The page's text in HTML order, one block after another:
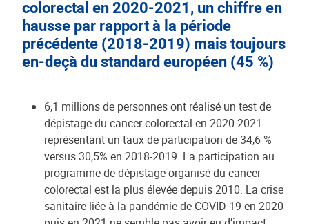
colorectal en 2020-2021, un chiffre en
hausse par rapport à la période
précédente (2018-2019) mais toujours
en-deçà du standard européen (45 %)
6,1 millions de personnes ont réalisé un test de
dépistage du cancer colorectal en 2020-2021
représentant un taux de participation de 34,6 %
versus 30,5% en 2018-2019. La participation au
programme de dépistage organisé du cancer
colorectal est la plus élevée depuis 2010. La crise
sanitaire liée à la pandémie de COVID-19 en 2020